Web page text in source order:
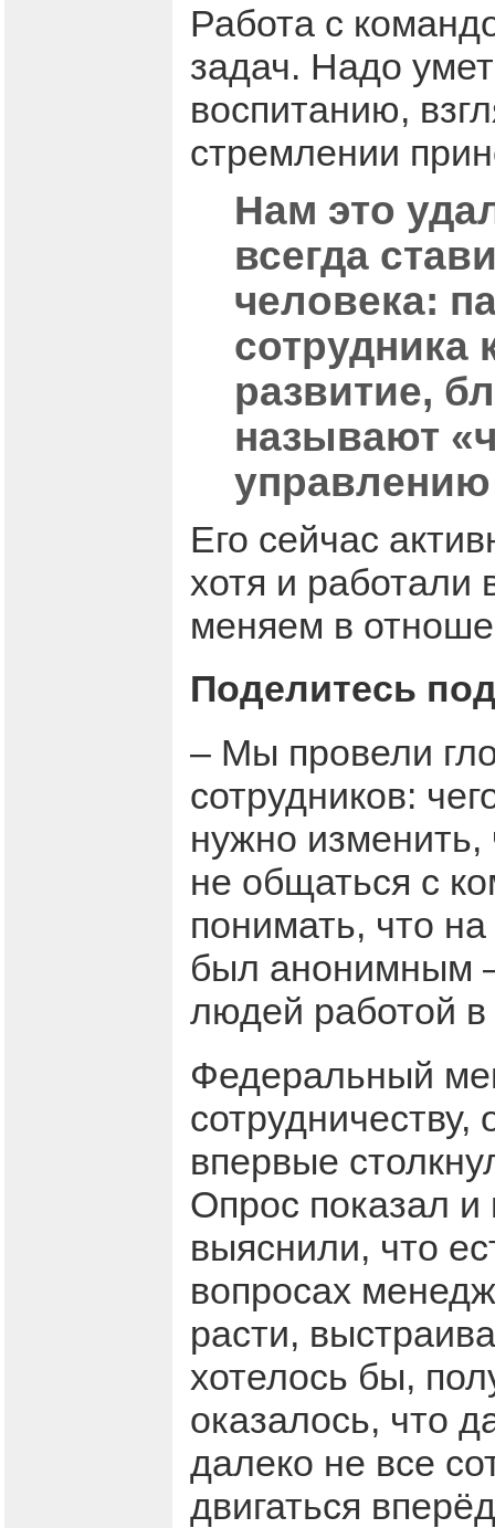
Работа с
задач. Надо
воспитанию,
стремлении
Нам это
всегда
человека:
сотрудника
развитие,
называют
управлению
Его сейчас
хотя и работали
меняем в
Поделитесь
– Мы провели
сотрудников:
нужно
не общаться с
понимать, что
был анонимным
людей работой в
Федеральный
сотрудничеству,
впервые
Опрос показал
выяснили, что
вопросах
расти,
хотелось бы,
оказалось, что
далеко не все
двигаться